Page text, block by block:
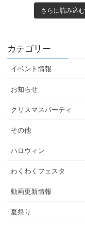
さらに読み込む
カテゴリー
イベント情報
お知らせ
クリスマスパーティ
その他
ハロウィン
わくわくフェスタ
動画更新情報
夏祭り